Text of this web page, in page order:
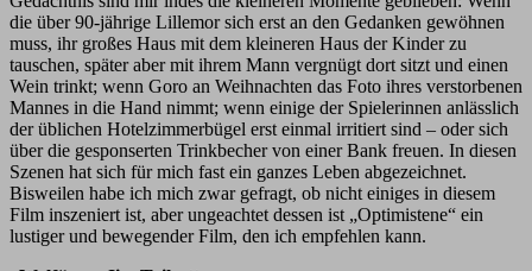
die über 90-jährige Lillemor sich erst an den Gedanken gewöhnen
muss, ihr großes Haus mit dem kleineren Haus der Kinder zu
tauschen, später aber mit ihrem Mann vergnügt dort sitzt und einen
Wein trinkt; wenn Goro an Weihnachten das Foto ihres verstorbenen
Mannes in die Hand nimmt; wenn einige der Spielerinnen anlässlich
der üblichen Hotelzimmerbügel erst einmal irritiert sind – oder sich
über die gesponserten Trinkbecher von einer Bank freuen. In diesen
Szenen hat sich für mich fast ein ganzes Leben abgezeichnet.
Bisweilen habe ich mich zwar gefragt, ob nicht einiges in diesem
Film inszeniert ist, aber ungeachtet dessen ist „Optimistene“ ein
lustiger und bewegender Film, den ich empfehlen kann.